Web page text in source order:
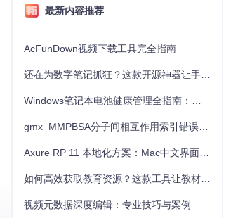
最新内容推荐
AcFunDown视频下载工具完全指南
视频元数据深度编辑：专业技巧与案例